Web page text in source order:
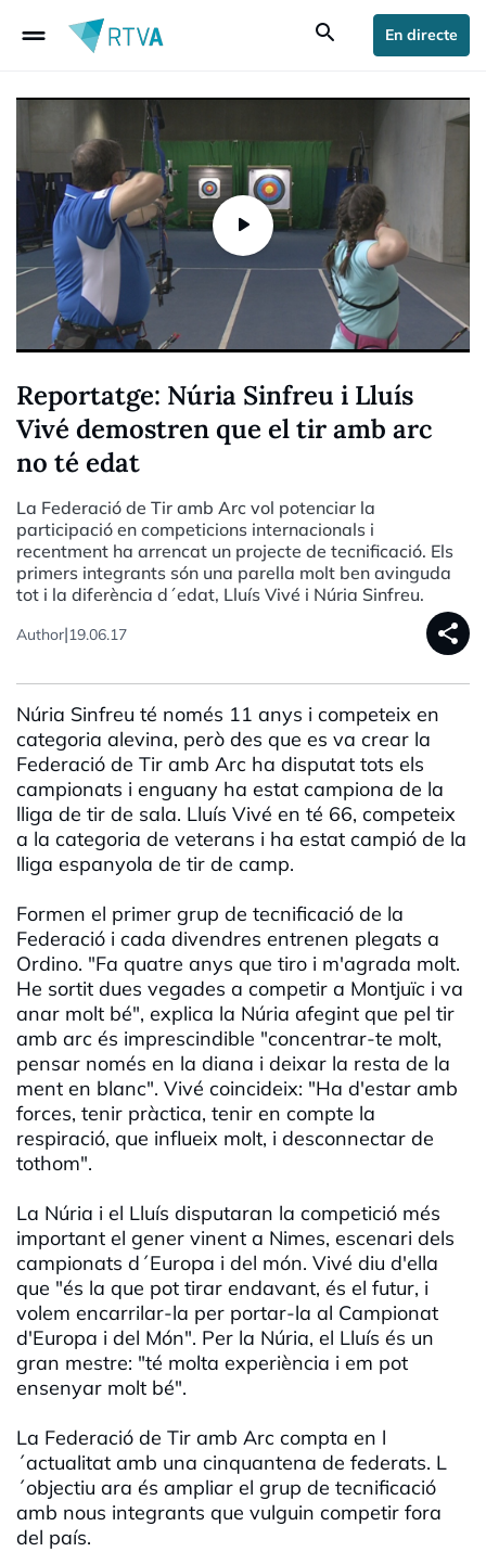
drag_handle search En directe
Reportatge: Núria Sinfreu i Lluís
Vivé demostren que el tir amb arc
no té edat
La Federació de Tir amb Arc vol potenciar la
participació en competicions internacionals i
recentment ha arrencat un projecte de tecnificació. Els
primers integrants són una parella molt ben avinguda
tot i la diferència d´edat, Lluís Vivé i Núria Sinfreu.
Author|19.06.17 share
Núria Sinfreu té només 11 anys i competeix en
categoria alevina, però des que es va crear la
Federació de Tir amb Arc ha disputat tots els
campionats i enguany ha estat campiona de la
lliga de tir de sala. Lluís Vivé en té 66, competeix
a la categoria de veterans i ha estat campió de la
lliga espanyola de tir de camp.
Formen el primer grup de tecnificació de la
Federació i cada divendres entrenen plegats a
Ordino. "Fa quatre anys que tiro i m'agrada molt.
He sortit dues vegades a competir a Montjuïc i va
anar molt bé", explica la Núria afegint que pel tir
amb arc és imprescindible "concentrar-te molt,
pensar només en la diana i deixar la resta de la
ment en blanc". Vivé coincideix: "Ha d'estar amb
forces, tenir pràctica, tenir en compte la
respiració, que influeix molt, i desconnectar de
tothom".
La Núria i el Lluís disputaran la competició més
important el gener vinent a Nimes, escenari dels
campionats d´Europa i del món. Vivé diu d'ella
que "és la que pot tirar endavant, és el futur, i
volem encarrilar-la per portar-la al Campionat
d'Europa i del Món". Per la Núria, el Lluís és un
gran mestre: "té molta experiència i em pot
ensenyar molt bé".
La Federació de Tir amb Arc compta en l
´actualitat amb una cinquantena de federats. L
´objectiu ara és ampliar el grup de tecnificació
amb nous integrants que vulguin competir fora
del país.